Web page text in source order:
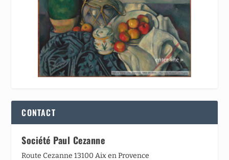
CONTACT
Société Paul Cezanne
Route Cezanne 13100 Aix en Provence